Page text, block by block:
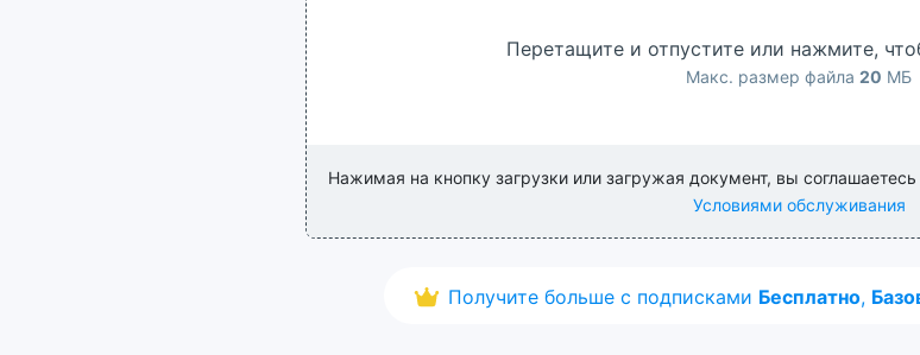
Перетащите и отпустите или нажмите,
Макс. размер файла 20 МБ
Нажимая на кнопку загрузки или загружая документ, вы
Условиями обслуживания
Получите больше с подписками Бесплатно,